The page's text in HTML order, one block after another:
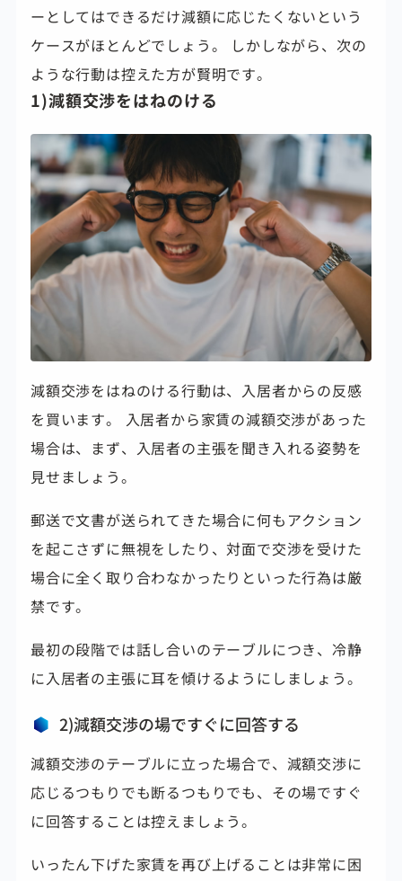
ーとしてはできるだけ減額に応じたくないという
ケースがほとんどでしょう。 しかしながら、次の
ような行動は控えた方が賢明です。
1)減額交渉をはねのける
減額交渉をはねのける行動は、 入居者からの反感
を買います。
入居者から家賃の減額交渉があった
場合は、まず、入居者の主張を聞き入れる姿勢を
見せましょう。
郵送で文書が送られてきた場合に何もアクション
を起こさずに無視をしたり、対面で交渉を受けた
場合に全く取り合わなかったりといった行為は厳
禁です。
最初の段階では話し合いのテーブルにつき、冷静
に入居者の主張に耳を傾けるようにしましょう。
2)減額交渉の場ですぐに回答する
減額交渉のテーブルに立った場合で、減額交渉に
応じるつもりでも断るつもりでも、その場ですぐ
に回答することは控えましょう。
いったん下げた家賃を再び上げることは非常に困